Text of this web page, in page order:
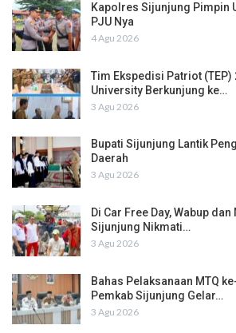
Kapolres Sijunjung Pimpin
PJU Nya
4 Agu 2026
Tim Ekspedisi Patriot (TEP)
University Berkunjung ke…
3 Agu 2026
Bupati Sijunjung Lantik
Daerah
3 Agu 2026
Di Car Free Day, Wabup
Sijunjung Nikmati…
3 Agu 2026
Bahas Pelaksanaan MTQ
Pemkab Sijunjung Gelar…
3 Agu 2026